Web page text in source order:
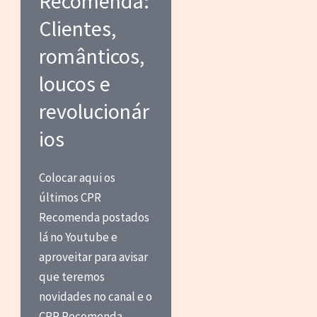
Clientes,
românticos,
loucos e
revolucionár
ios
Colocar aqui os
últimos CPR
Recomenda postados
lá no Youtube e
aproveitar para avisar
que teremos
novidades no canal e o